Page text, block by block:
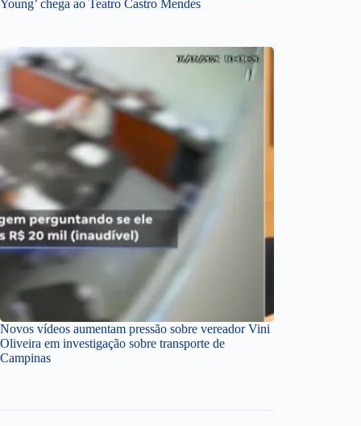
Young’ chega ao Teatro Castro Mendes
Novos vídeos aumentam pressão sobre vereador Vini
Oliveira em investigação sobre transporte de
Campinas